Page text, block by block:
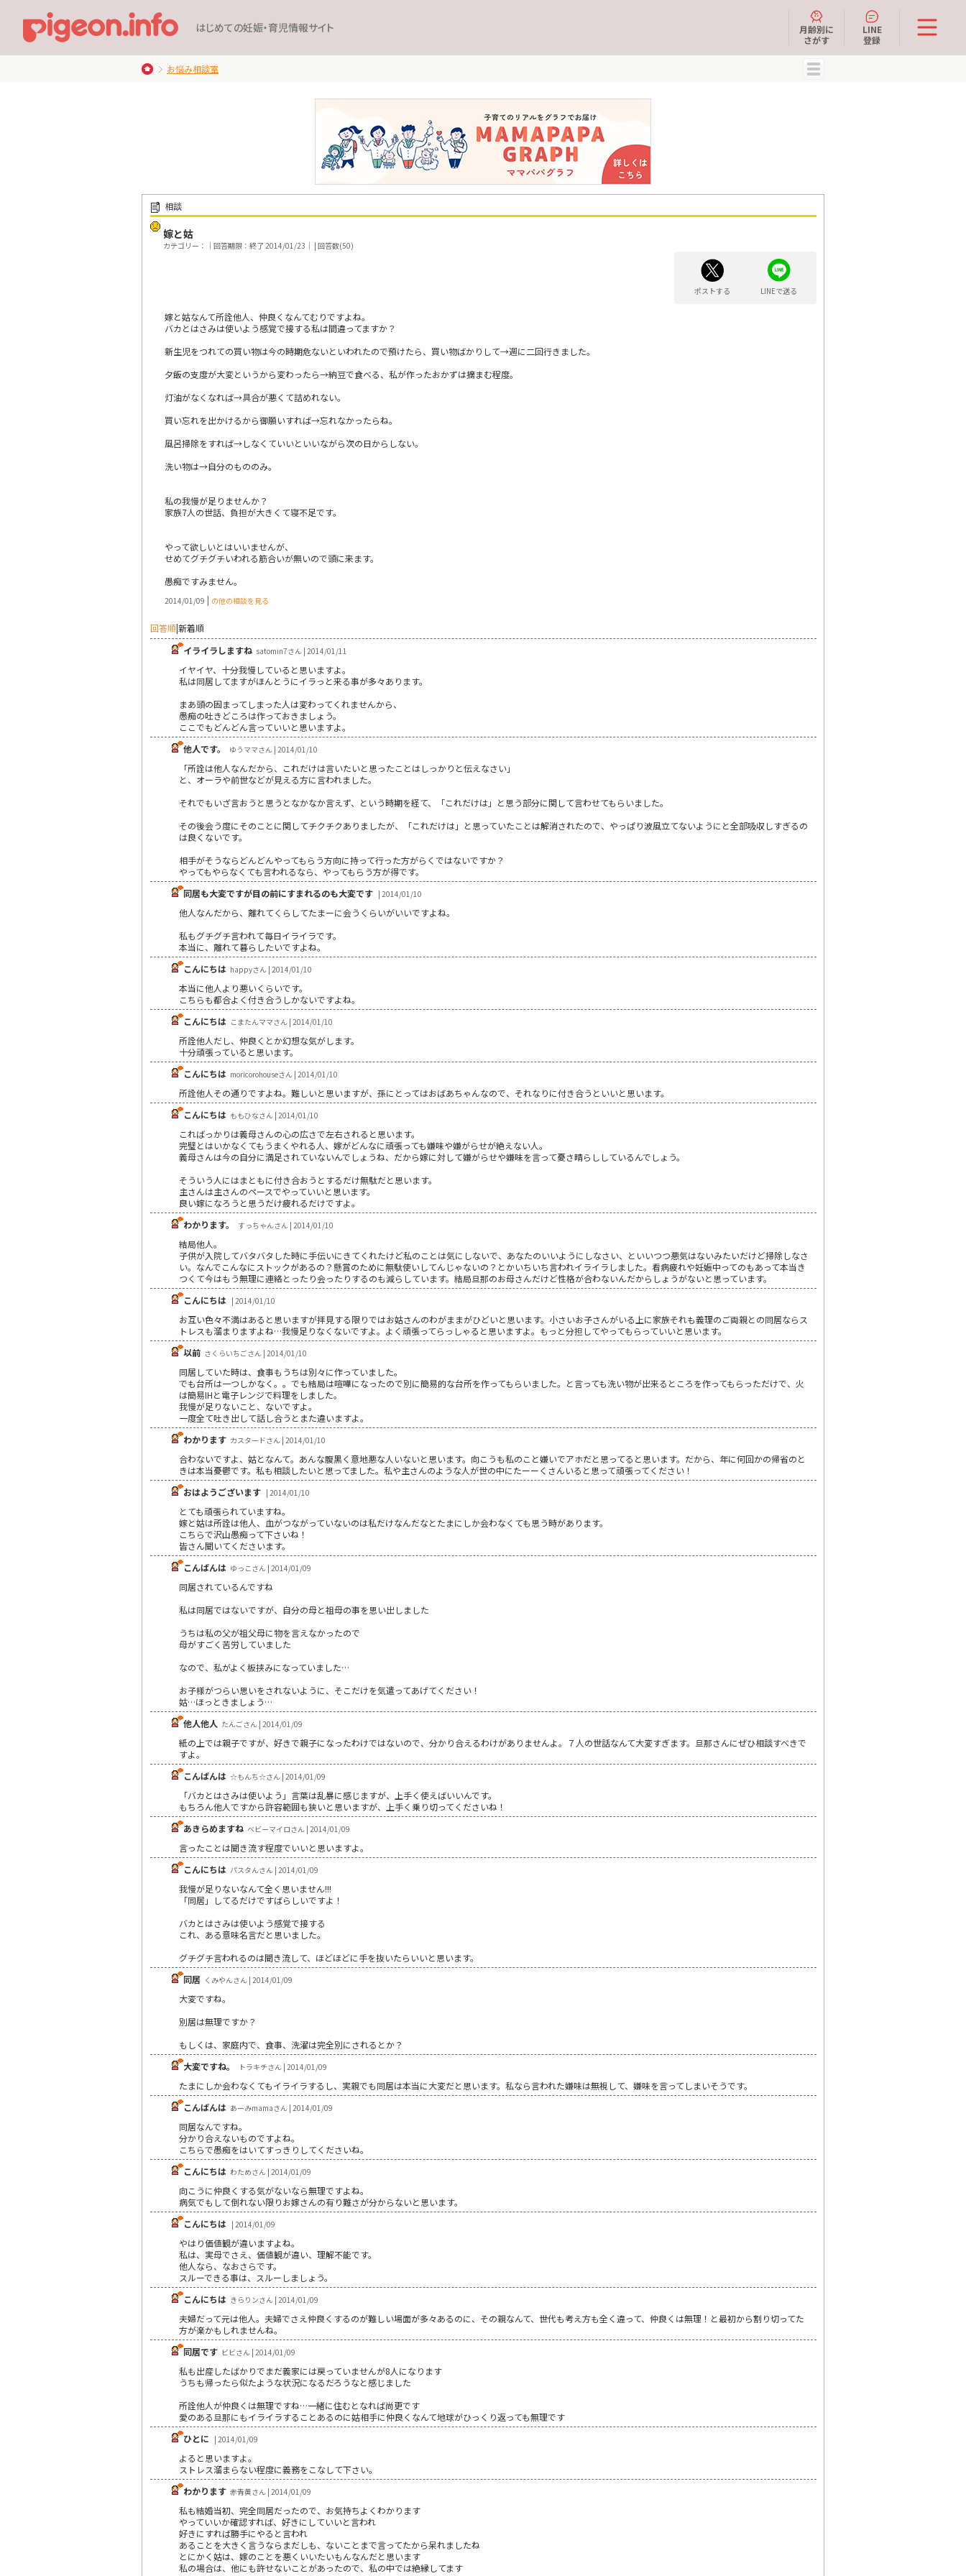
はじめての妊娠・育児情報サイト
月齢別に
さがす
LINE
登録
お悩み相談室
相談
嫁と姑
カテゴリー：｜回答期限：終了 2014/01/23｜ | 回答数(50)
ポストする LINEで送る
嫁と姑なんて所詮他人、仲良くなんてむりですよね。
バカとはさみは使いよう感覚で接する私は間違ってますか？
新生児をつれての買い物は今の時期危ないといわれたので預けたら、買い物ばかりして→週に二回行きました。
夕飯の支度が大変というから変わったら→納豆で食べる、私が作ったおかずは摘まむ程度。
灯油がなくなれば→具合が悪くて詰めれない。
買い忘れを出かけるから御願いすれば→忘れなかったらね。
風呂掃除をすれば→しなくていいといいながら次の日からしない。
洗い物は→自分のもののみ。
私の我慢が足りませんか？
家族7人の世話、負担が大きくて寝不足です。
やって欲しいとはいいませんが、
せめてグチグチいわれる筋合いが無いので頭に来ます。
愚痴ですみません。
2014/01/09 | の他の相談を見る
回答順|新着順
イライラしますね satomin7さん | 2014/01/11
イヤイヤ、十分我慢していると思いますよ。
私は同居してますがほんとうにイラっと来る事が多々あります。
まあ頭の固まってしまった人は変わってくれませんから、
愚痴の吐きどころは作っておきましょう。
ここでもどんどん言っていいと思いますよ。
他人です。
ゆうママさん | 2014/01/10
「所詮は他人なんだから、これだけは言いたいと思ったことはしっかりと伝えなさい」
と、オーラや前世などが見える方に言われました。
それでもいざ言おうと思うとなかなか言えず、という時期を経て、「これだけは」と思う部分に関して言わせてもらいました。
その後会う度にそのことに関してチクチクありましたが、「これだけは」と思っていたことは解消されたので、やっぱり波風立てないようにと全部吸収しすぎるの
は良くないです。
相手がそうならどんどんやってもらう方向に持って行った方がらくではないですか？
やってもやらなくても言われるなら、やってもらう方が得です。
同居も大変ですが目の前にすまれるのも大変です | 2014/01/10
他人なんだから、離れてくらしてたまーに会うくらいがいいですよね。
私もグチグチ言われて毎日イライラです。
本当に、離れて暮らしたいですよね。
こんにちは happyさん | 2014/01/10
本当に他人より悪いくらいです。
こちらも都合よく付き合うしかないですよね。
こんにちは こまたんママさん | 2014/01/10
所詮他人だし、仲良くとか幻想な気がします。
十分頑張っていると思います。
こんにちは moricorohouseさん | 2014/01/10
所詮他人その通りですよね。難しいと思いますが、孫にとってはおばあちゃんなので、それなりに付き合うといいと思います。
こんにちは ももひなさん | 2014/01/10
こればっかりは義母さんの心の広さで左右されると思います。
完璧とはいかなくてもうまくやれる人、嫁がどんなに頑張っても嫌味や嫌がらせが絶えない人。
義母さんは今の自分に満足されていないんでしょうね、だから嫁に対して嫌がらせや嫌味を言って憂さ晴らししているんでしょう。
そういう人にはまともに付き合おうとするだけ無駄だと思います。
主さんは主さんのペースでやっていいと思います。
良い嫁になろうと思うだけ疲れるだけですよ。
わかります。
すっちゃんさん | 2014/01/10
結局他人。
子供が入院してバタバタした時に手伝いにきてくれたけど私のことは気にしないで、あなたのいいようにしなさい、といいつつ悪気はないみたいだけど掃除しなさ
い。なんでこんなにストックがあるの？懸賞のために無駄使いしてんじゃないの？とかいちいち言われイライラしました。看病疲れや妊娠中ってのもあって本当き
つくて今はもう無理に連絡とったり会ったりするのも減らしています。結局旦那のお母さんだけど性格が合わないんだからしょうがないと思っています。
こんにちは | 2014/01/10
お互い色々不満はあると思いますが拝見する限りではお姑さんのわがままがひどいと思います。小さいお子さんがいる上に家族それも義理のご両親との同居ならス
トレスも溜まりますよね…我慢足りなくないですよ。よく頑張ってらっしゃると思いますよ。もっと分担してやってもらっていいと思います。
以前 さくらいちごさん | 2014/01/10
同居していた時は、食事もうちは別々に作っていました。
でも台所は一つしかなく。。でも結局は喧嘩になったので別に簡易的な台所を作ってもらいました。と言っても洗い物が出来るところを作ってもらっただけで、火
は簡易IHと電子レンジで料理をしました。
我慢が足りないこと、ないですよ。
一度全て吐き出して話し合うとまた違いますよ。
わかります カスタードさん | 2014/01/10
合わないですよ、姑となんて。あんな腹黒く意地悪な人いないと思います。向こうも私のこと嫌いでアホだと思ってると思います。だから、年に何回かの帰省のと
きは本当憂鬱です。私も相談したいと思ってました。私や主さんのような人が世の中にたーーくさんいると思って頑張ってください！
おはようございます | 2014/01/10
とても頑張られていますね。
嫁と姑は所詮は他人、血がつながっていないのは私だけなんだなとたまにしか会わなくても思う時があります。
こちらで沢山愚痴って下さいね！
皆さん聞いてくださいます。
こんばんは ゆっこさん | 2014/01/09
同居されているんですね
私は同居ではないですが、自分の母と祖母の事を思い出しました
うちは私の父が祖父母に物を言えなかったので
母がすごく苦労していました
なので、私がよく板挟みになっていました…
お子様がつらい思いをされないように、そこだけを気遣ってあげてください！
姑…ほっときましょう…
他人他人 たんごさん | 2014/01/09
紙の上では親子ですが、好きで親子になったわけではないので、分かり合えるわけがありませんよ。７人の世話なんて大変すぎます。旦那さんにぜひ相談すべきで
すよ。
こんばんは ☆もんち☆さん | 2014/01/09
「バカとはさみは使いよう」言葉は乱暴に感じますが、上手く使えばいいんです。
もちろん他人ですから許容範囲も狭いと思いますが、上手く乗り切ってくださいね！
あきらめますね ベビーマイロさん | 2014/01/09
言ったことは聞き流す程度でいいと思いますよ。
こんにちは パスタんさん | 2014/01/09
我慢が足りないなんて全く思いません!!!
「同居」してるだけですばらしいですよ！
バカとはさみは使いよう感覚で接する
これ、ある意味名言だと思いました。
グチグチ言われるのは聞き流して、ほどほどに手を抜いたらいいと思います。
同居 くみやんさん | 2014/01/09
大変ですね。
別居は無理ですか？
もしくは、家庭内で、食事、洗濯は完全別にされるとか？
大変ですね。
トラキチさん | 2014/01/09
たまにしか会わなくてもイライラするし、実親でも同居は本当に大変だと思います。私なら言われた嫌味は無視して、嫌味を言ってしまいそうです。
こんばんは あーみmamaさん | 2014/01/09
同居なんですね。
分かり合えないものですよね。
こちらで愚痴をはいてすっきりしてくださいね。
こんにちは わためさん | 2014/01/09
向こうに仲良くする気がないなら無理ですよね。
病気でもして倒れない限りお嫁さんの有り難さが分からないと思います。
こんにちは | 2014/01/09
やはり価値観が違いますよね。
私は、実母でさえ、価値観が違い、理解不能です。
他人なら、なおさらです。
スルーできる事は、スルーしましょう。
こんにちは きらりンさん | 2014/01/09
夫婦だって元は他人。夫婦でさえ仲良くするのが難しい場面が多々あるのに、その親なんて、世代も考え方も全く違って、仲良くは無理！と最初から割り切ってた
方が楽かもしれませんね。
同居です ビビさん | 2014/01/09
私も出産したばかりでまだ義家には戻っていませんが8人になります
うちも帰ったら似たような状況になるだろうなと感じました
所詮他人が仲良くは無理ですね…一緒に住むとなれば尚更です
愛のある旦那にもイライラすることあるのに姑相手に仲良くなんて地球がひっくり返っても無理です
ひとに | 2014/01/09
よると思いますよ。
ストレス溜まらない程度に義務をこなして下さい。
わかります 赤青黄さん | 2014/01/09
私も結婚当初、完全同居だったので、お気持ちよくわかります
やっていいか確認すれば、好きにしていいと言われ
好きにすれば勝手にやると言われ
あることを大きく言うならまだしも、ないことまで言ってたから呆れましたね
とにかく姑は、嫁のことを悪くいいたいもんなんだと思います
私の場合は、他にも許せないことがあったので、私の中では絶縁してます